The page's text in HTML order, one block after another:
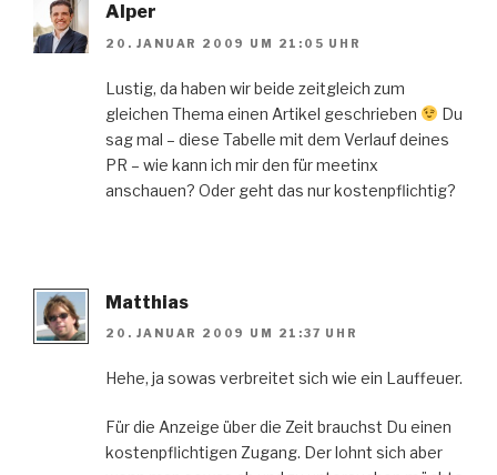
Alper
20. JANUAR 2009 UM 21:05 UHR
Lustig, da haben wir beide zeitgleich zum
gleichen Thema einen Artikel geschrieben
Du
sag mal – diese Tabelle mit dem Verlauf deines
PR – wie kann ich mir den für meetinx
anschauen? Oder geht das nur kostenpflichtig?
Matthias
20. JANUAR 2009 UM 21:37 UHR
Hehe, ja sowas verbreitet sich wie ein Lauffeuer.
Für die Anzeige über die Zeit brauchst Du einen
kostenpflichtigen Zugang. Der lohnt sich aber